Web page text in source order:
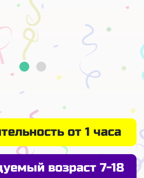
от 1 часа
возраст 7-18